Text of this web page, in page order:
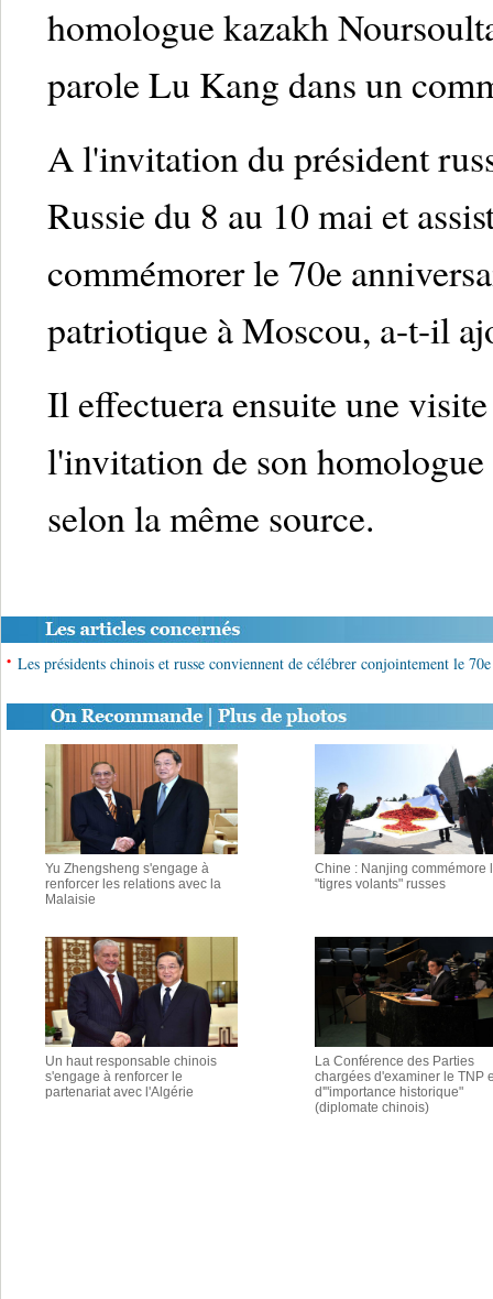
homologue kazakh
parole Lu Kang dans un
A l'invitation du président
Russie du 8 au 10 mai et
commémorer le 70e
patriotique à Moscou, a-t-il
Il effectuera ensuite une
l'invitation de son
selon la même source.
• Les présidents chinois et russe conviennent de célébrer conjointement le
Yu Zhengsheng s'engage à
renforcer les relations avec la
Malaisie
Chine : Nanjing commémore
"tigres volants" russes
Un haut responsable chinois
s'engage à renforcer le
partenariat avec l'Algérie
La Conférence des Parties
chargées d'examiner le TNP
d'"importance historique"
(diplomate chinois)